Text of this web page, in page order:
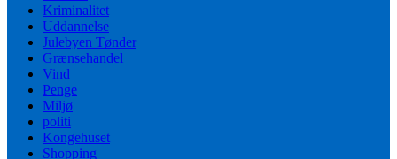
Kriminalitet
Uddannelse
Julebyen Tønder
Grænsehandel
Vind
Penge
Miljø
politi
Kongehuset
Shopping